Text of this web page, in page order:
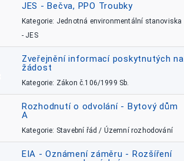
JES - Bečva, PPO Troubky
Kategorie: Jednotná environmentální stanoviska
- JES
Zveřejnění informací poskytnutých na
žádost
Kategorie: Zákon č.106/1999 Sb.
Rozhodnutí o odvolání - Bytový dům
A
Kategorie: Stavební řád / Územní rozhodování
EIA - Oznámení záměru - Rozšíření